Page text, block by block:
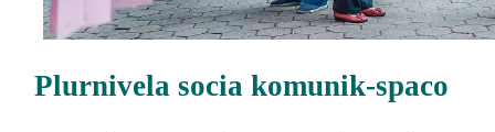
Plurnivela socia komunik-spaco